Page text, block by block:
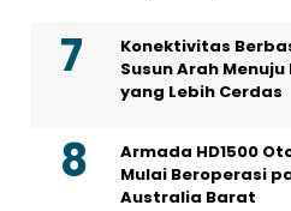
Konektivitas
Susun Arah
yang Lebih Cerdas
Armada HD1500
Mulai Beroperasi
Australia Barat